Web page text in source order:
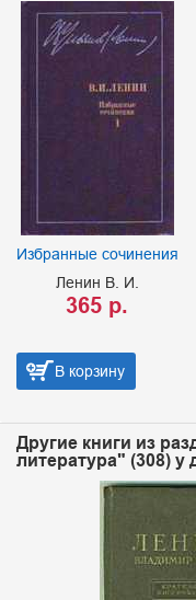
Избранные сочинения
Ленин В. И.
365 р.
В корзину
Другие книги из
литература" (308) у